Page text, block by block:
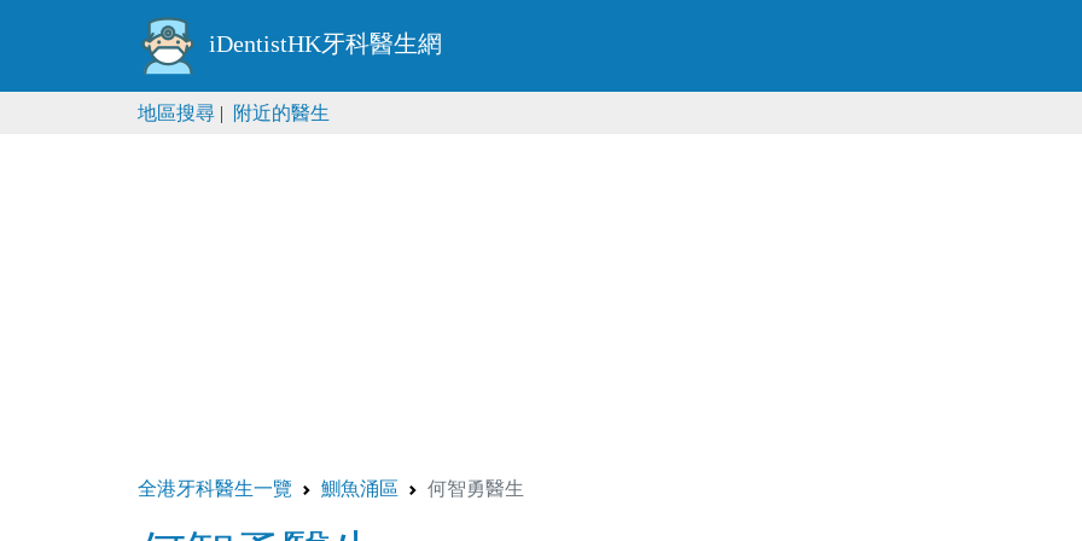
iDentistHK牙科醫生網
地區搜尋 | 附近的醫生
全港牙科醫生一覽 鰂魚涌區 何智勇醫生